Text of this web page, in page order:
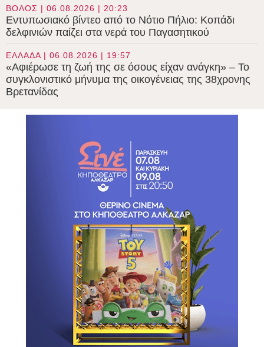
ΒΟΛΟΣ | 06.08.2026 | 20:23
Εντυπωσιακό βίντεο από το Νότιο Πήλιο: Κοπάδι
δελφινιών παίζει στα νερά του Παγασητικού
ΕΛΛΑΔΑ | 06.08.2026 | 19:57
«Αφιέρωσε τη ζωή της σε όσους είχαν ανάγκη» – Το
συγκλονιστικό μήνυμα της οικογένειας της 38χρονης
Βρετανίδας